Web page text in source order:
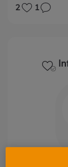
2 1